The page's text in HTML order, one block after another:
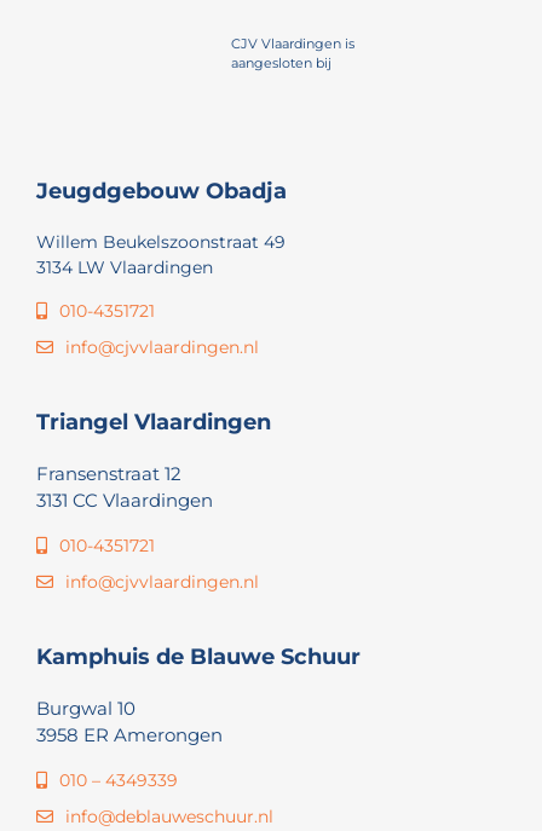
CJV Vlaardingen is
aangesloten bij
Jeugdgebouw Obadja
Willem Beukelszoonstraat 49
3134 LW Vlaardingen
010-4351721
info@cjvvlaardingen.nl
Triangel Vlaardingen
Fransenstraat 12
3131 CC Vlaardingen
010-4351721
info@cjvvlaardingen.nl
Kamphuis de Blauwe Schuur
Burgwal 10
3958 ER Amerongen
010 – 4349339
info@deblauweschuur.nl